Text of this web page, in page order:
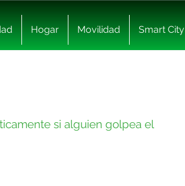
Hogar Movilidad Smart City
si alguien golpea el